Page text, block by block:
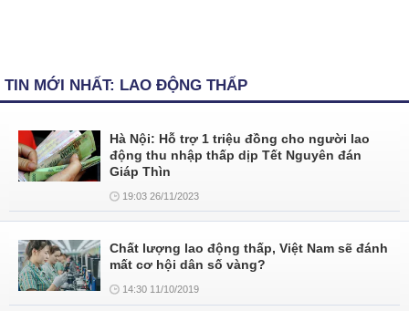
TIN MỚI NHẤT: LAO ĐỘNG THẤP
Hà Nội: Hỗ trợ 1 triệu đồng cho người lao
động thu nhập thấp dịp Tết Nguyên đán
Giáp Thìn
19:03 26/11/2023
Chất lượng lao động thấp, Việt Nam sẽ đánh
mất cơ hội dân số vàng?
14:30 11/10/2019